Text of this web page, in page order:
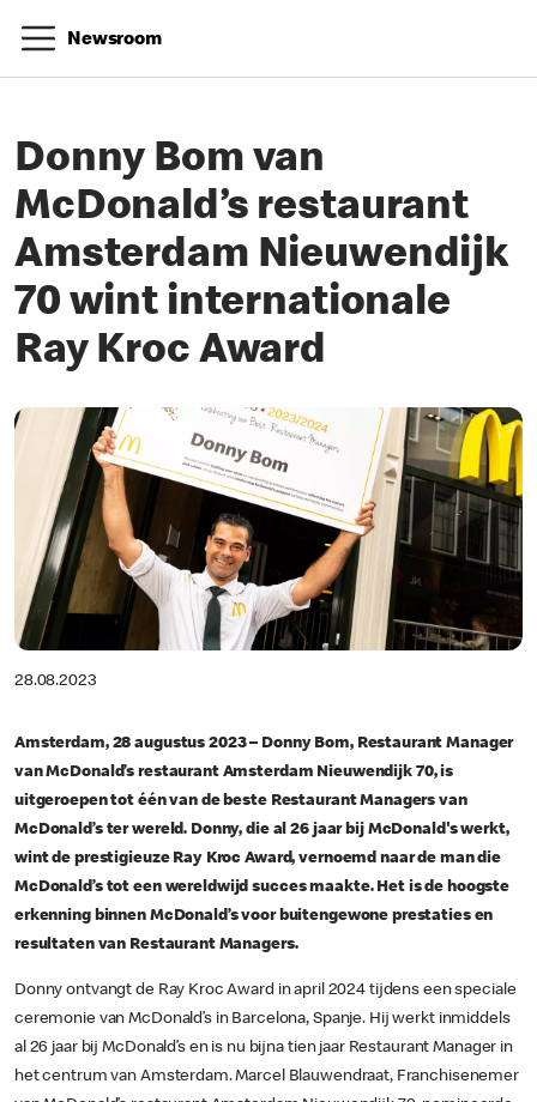
Newsroom
Donny Bom van
McDonald’s restaurant
Amsterdam Nieuwendijk
70 wint internationale
Ray Kroc Award
28.08.2023
Amsterdam, 28 augustus 2023 – Donny Bom, Restaurant Manager
van McDonald’s restaurant Amsterdam Nieuwendijk 70, is
uitgeroepen tot één van de beste Restaurant Managers van
McDonald’s ter wereld. Donny, die al 26 jaar bij McDonald's werkt,
wint de prestigieuze Ray Kroc Award, vernoemd naar de man die
McDonald’s tot een wereldwijd succes maakte. Het is de hoogste
erkenning binnen McDonald’s voor buitengewone prestaties en
resultaten van Restaurant Managers.
Donny ontvangt de Ray Kroc Award in april 2024 tijdens een speciale
ceremonie van McDonald’s in Barcelona, Spanje. Hij werkt inmiddels
al 26 jaar bij McDonald’s en is nu bijna tien jaar Restaurant Manager in
het centrum van Amsterdam. Marcel Blauwendraat, Franchisenemer